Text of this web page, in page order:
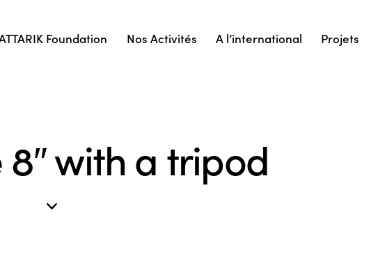
Foundation Nos Activités A l’international Projets
8″ with a tripod